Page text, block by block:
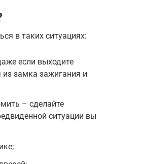
в таких ситуациях:
если выходите
из замка зажигания и
– сделайте
ситуации вы